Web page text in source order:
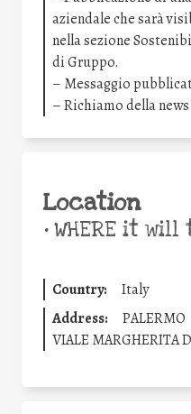
aziendale che sarà
nella sezione
di Gruppo.
– Messaggio
– Richiamo della
Location
•WHERE it
Country:
Italy
Address:
PALERMO
VIALE MARGHERITA